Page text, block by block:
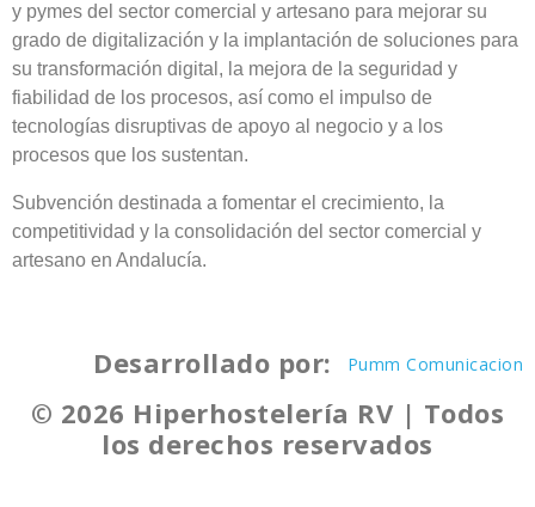
y pymes del sector comercial y artesano para mejorar su
grado de digitalización y la implantación de soluciones para
su transformación digital, la mejora de la seguridad y
fiabilidad de los procesos, así como el impulso de
tecnologías disruptivas de apoyo al negocio y a los
procesos que los sustentan.
Subvención destinada a fomentar el crecimiento, la
competitividad y la consolidación del sector comercial y
artesano en Andalucía.
Desarrollado por: Pumm Comunicacion
© 2026 Hiperhostelería RV | Todos
los derechos reservados